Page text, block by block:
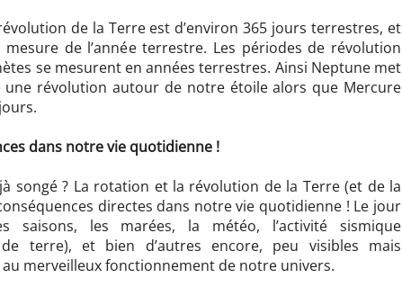
de la Terre est d’environ 365 jours terrestres, et
mesure de l’année terrestre. Les périodes de révolution
se mesurent en années terrestres. Ainsi Neptune met
une révolution autour de notre étoile alors que Mercure
dans notre vie quotidienne !
songé ? La rotation et la révolution de la Terre (et de la
directes dans notre vie quotidienne ! Le jour
les marées, la météo, l’activité sismique
terre), et bien d’autres encore, peu visibles mais
merveilleux fonctionnement de notre univers.